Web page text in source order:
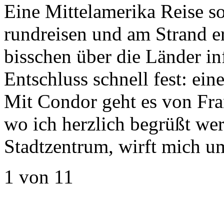
Eine Mittelamerika Reise
rundreisen und am Strand
bisschen über die Länder
Entschluss schnell fest:
Mit Condor geht es von
wo ich herzlich begrüßt
Stadtzentrum, wirft mich
1 von 11